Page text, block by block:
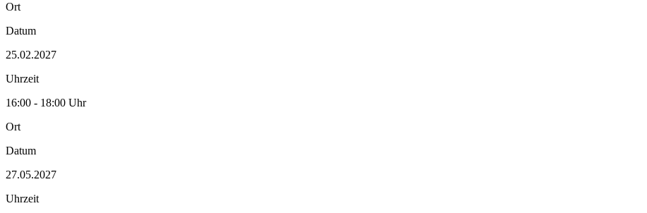
Ort
Datum
25.02.2027
Uhrzeit
16:00 - 18:00 Uhr
Ort
Datum
27.05.2027
Uhrzeit